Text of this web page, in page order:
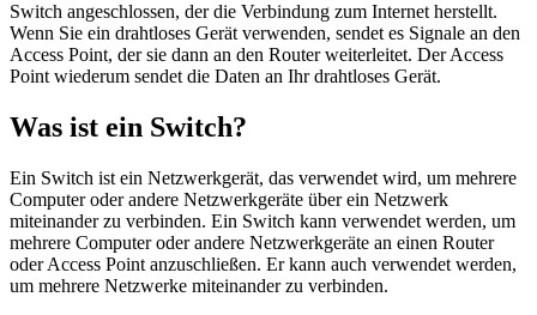
Switch angeschlossen, der die Verbindung zum Internet herstellt.
Wenn Sie ein drahtloses Gerät verwenden, sendet es Signale an den
Access Point, der sie dann an den Router weiterleitet. Der Access
Point wiederum sendet die Daten an Ihr drahtloses Gerät.
Was ist ein Switch?
Ein Switch ist ein Netzwerkgerät, das verwendet wird, um mehrere
Computer oder andere Netzwerkgeräte über ein Netzwerk
miteinander zu verbinden. Ein Switch kann verwendet werden, um
mehrere Computer oder andere Netzwerkgeräte an einen Router
oder Access Point anzuschließen. Er kann auch verwendet werden,
um mehrere Netzwerke miteinander zu verbinden.